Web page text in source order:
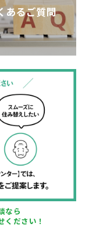
あるご質問
なら
ください！